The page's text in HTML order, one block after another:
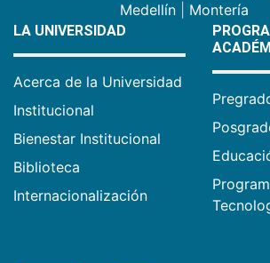
Medellín
Montería
LA UNIVERSIDAD
Acerca de la Universidad
Institucional
Bienestar Institucional
Biblioteca
Internacionalización